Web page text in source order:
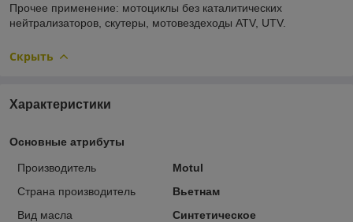
Прочее применение: мотоциклы без каталитических
нейтрализаторов, скутеры, мотовездеходы ATV, UTV.
Скрыть
Характеристики
Основные атрибуты
Производитель
Motul
Страна производитель
Вьетнам
Вид масла
Синтетическое